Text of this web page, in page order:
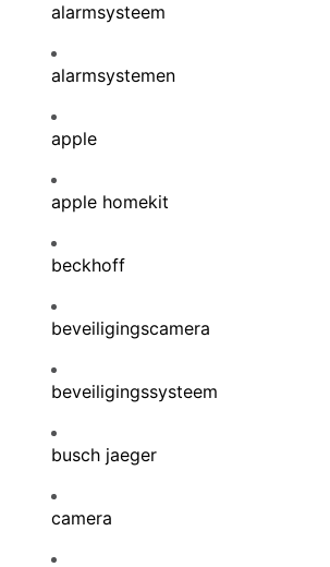
alarmsysteem
alarmsystemen
apple
apple homekit
beckhoff
beveiligingscamera
beveiligingssysteem
busch jaeger
camera